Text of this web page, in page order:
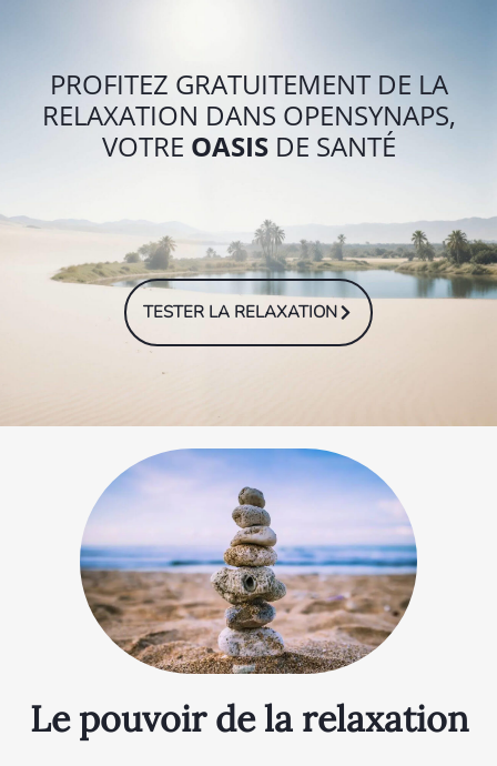
PROFITEZ GRATUITEMENT DE LA
RELAXATION DANS OPENSYNAPS,
VOTRE OASIS DE SANTÉ
TESTER LA RELAXATION
Le pouvoir de la relaxation